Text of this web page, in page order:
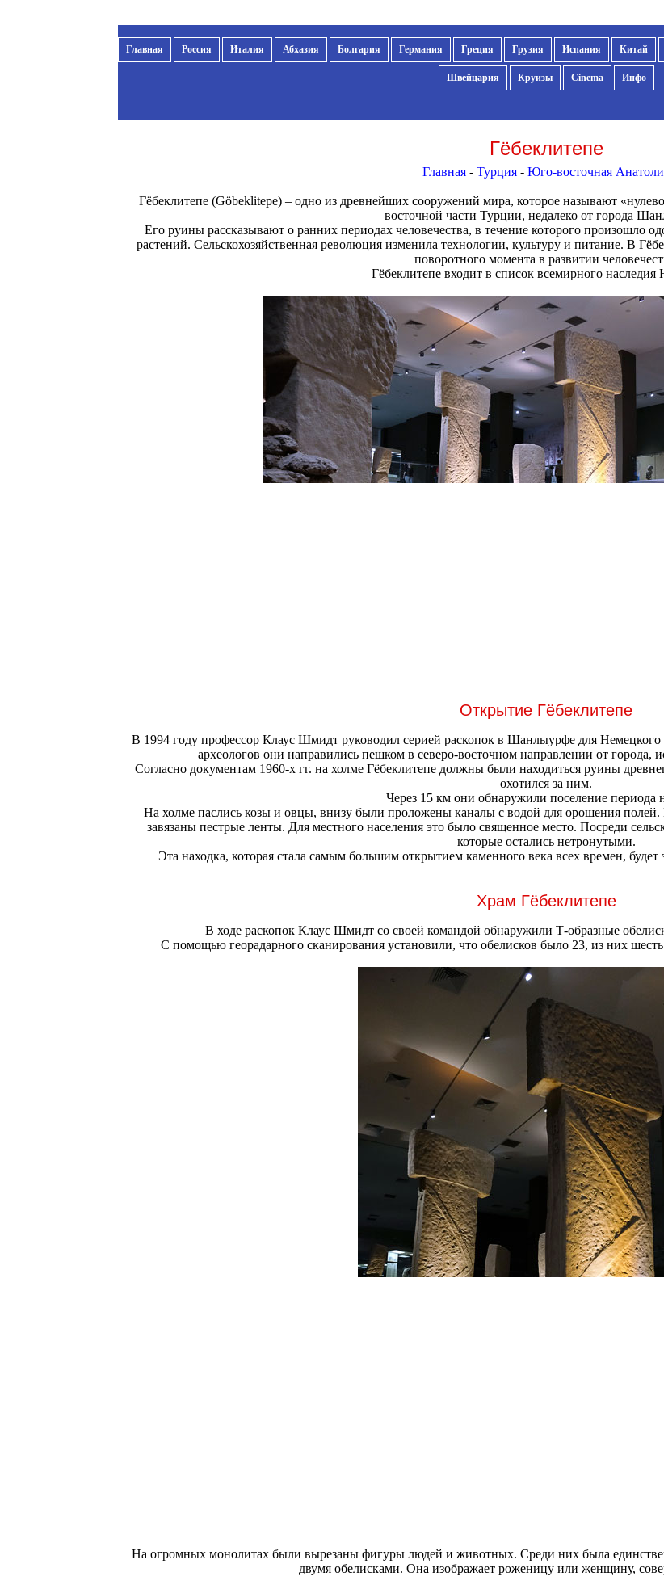
Главная Россия Италия Абхазия Болгария Германия Греция Грузия Испания Китай
Швейцария Круизы Cinema Инфо
Гёбеклитепе
Главная -Турция -Юго-восточная
Гёбеклитепе (Göbeklitepe) – одно из древнейших сооружений мира, которое называют
восточной части Турции, недалеко от города
Его руины рассказывают о ранних периодах человечества, в течение которого
растений. Сельскохозяйственная революция изменила технологии, культуру и питание. В
поворотного момента в развитии
Гёбеклитепе входит в список всемирного
Открытие Гёбеклитепе
В 1994 году профессор Клаус Шмидт руководил серией раскопок в Шанлыурфе для
археологов они направились пешком в северо-восточном направлении от города,
Согласно документам 1960-х гг. на холме Гёбеклитепе должны были находиться руины
охотился за ним.
Через 15 км они обнаружили поселение периода
На холме паслись козы и овцы, внизу были проложены каналы с водой для орошения полей.
завязаны пестрые ленты. Для местного населения это было священное место. Посреди
которые остались нетронутыми.
Эта находка, которая стала самым большим открытием каменного века всех времен,
Храм Гёбеклитепе
В ходе раскопок Клаус Шмидт со своей командой обнаружили Т-образные
С помощью георадарного сканирования установили, что обелисков было 23, из них
На огромных монолитах были вырезаны фигуры людей и животных. Среди них была
двумя обелисками. Она изображает роженицу или женщину,